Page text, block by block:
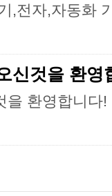
,전자,자동화
신것을 환영
을 환영합니다!